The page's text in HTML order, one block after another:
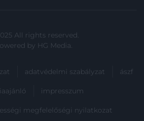
All rights reserved.
by HG Media.
adatvédelmi szabályzat ászf
impresszum
megfelelőségi nyilatkozat